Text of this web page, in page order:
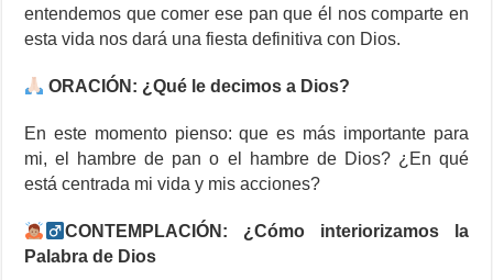
entendemos que comer ese pan que él nos comparte en
esta vida nos dará una fiesta definitiva con Dios.
ORACIÓN: ¿Qué le decimos a Dios?
En este momento pienso: que es más importante para
mi, el hambre de pan o el hambre de Dios? ¿En qué
está centrada mi vida y mis acciones?
CONTEMPLACIÓN: ¿Cómo interiorizamos la
Palabra de Dios